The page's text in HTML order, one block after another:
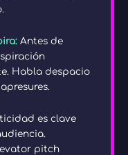
Antes de
Habla despacio
es clave
pitch